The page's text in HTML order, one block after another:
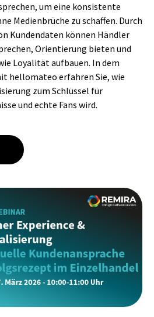
um eine konsistente
Medienbrüche zu schaffen. Durch
Kundendaten können Händler
Orientierung bieten und
Loyalität aufbauen. In dem
hellomateo erfahren Sie, wie
zum Schlüssel für
und echte Fans wird.